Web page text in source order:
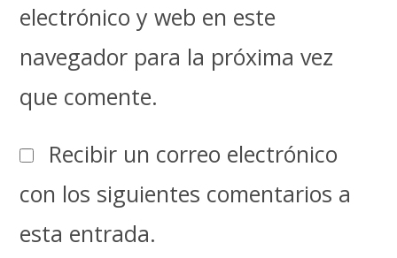
electrónico y web en este
navegador para la próxima vez
que comente.
Recibir un correo electrónico
con los siguientes comentarios a
esta entrada.